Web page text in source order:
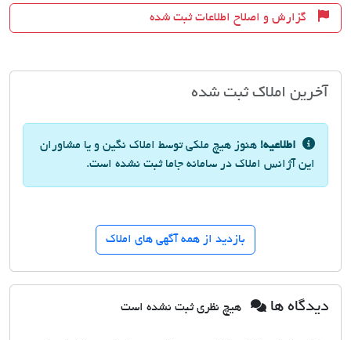
گزارش و اصلاح اطلاعات ثبت شده
آخرین املاک ثبت شده
اطلاعیه! هنوز هیچ ملکی توسط املاک نگین و یا مشاوران
این آژانس املاک در سامانه جاما ثبت نشده است.
بازدید از همه آگهی های املاک
دیدگاه ها هیچ نظری ثبت نشده است